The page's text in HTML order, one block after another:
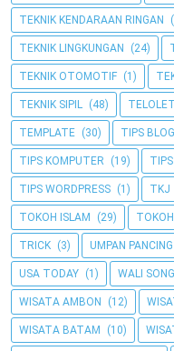
TEKNIK KENDARAAN RINGAN
TEKNIK LINGKUNGAN (24)
TEKNIK OTOMOTIF (1)
TEKNIK SIPIL (48)
TEMPLATE (30) TIPS
TIPS KOMPUTER (19)
TIPS WORDPRESS (1) TKJ
TOKOH ISLAM (29)
TRICK (3) UMPAN PANCING
USA TODAY (1) WALI
WISATA AMBON (12)
WISATA BATAM (10)